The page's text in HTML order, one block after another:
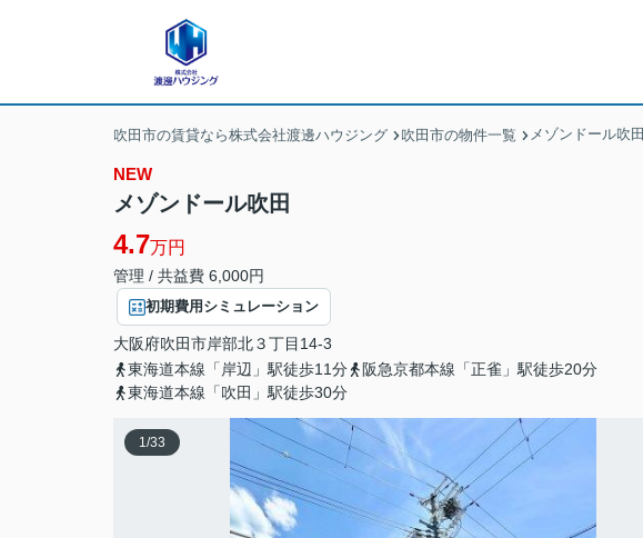
吹田市の賃貸なら株式会社渡邊ハウジング 吹田市の物件一覧 メゾンドール吹田
NEW
メゾンドール吹田
4.7万円
管理 / 共益費 6,000円
初期費用シミュレーション
大阪府吹田市岸部北３丁目14-3
東海道本線「岸辺」駅徒歩11分
阪急京都本線「正雀」駅徒歩20分
東海道本線「吹田」駅徒歩30分
1/33